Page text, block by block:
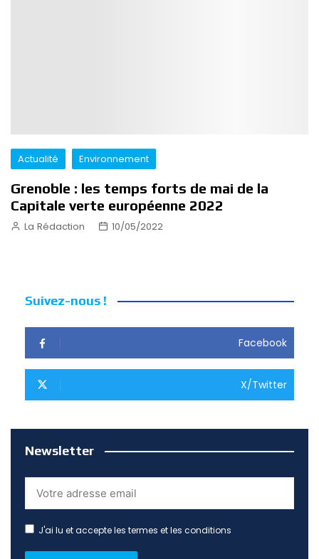
Actualité Environnement
Grenoble : les temps forts de mai de la
Capitale verte européenne 2022
La Rédaction 10/05/2022
Suivez-nous !
Facebook
X/Twitter
Newsletter
J'ai lu et accepte les termes et les conditions